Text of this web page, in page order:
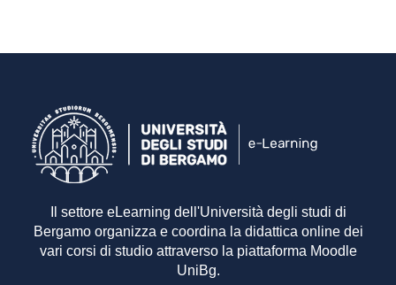
Il settore eLearning dell'Università degli studi di
Bergamo organizza e coordina la didattica online dei
vari corsi di studio attraverso la piattaforma Moodle
UniBg.